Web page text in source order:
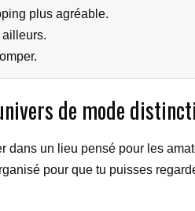
plus agréable.
de mode
dans un lieu pensé pour les
pour que tu puisses